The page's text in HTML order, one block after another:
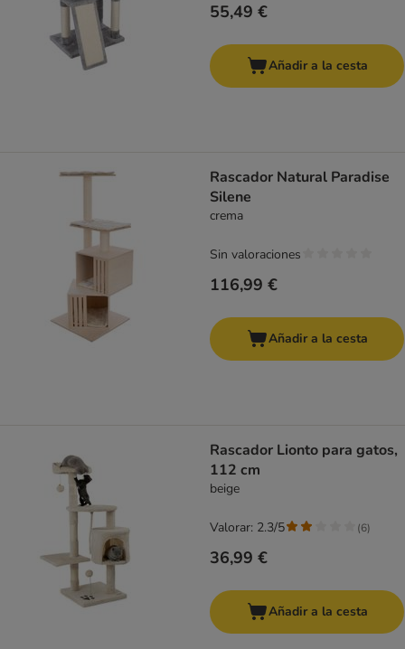
55,49 €
Añadir a la cesta
Rascador Natural Paradise
Silene
crema
116,99 €
Sin valoraciones
Añadir a la cesta
Rascador Lionto para gatos,
112 cm
beige
36,99 €
Valorar: 2.3/5 (6)
Añadir a la cesta